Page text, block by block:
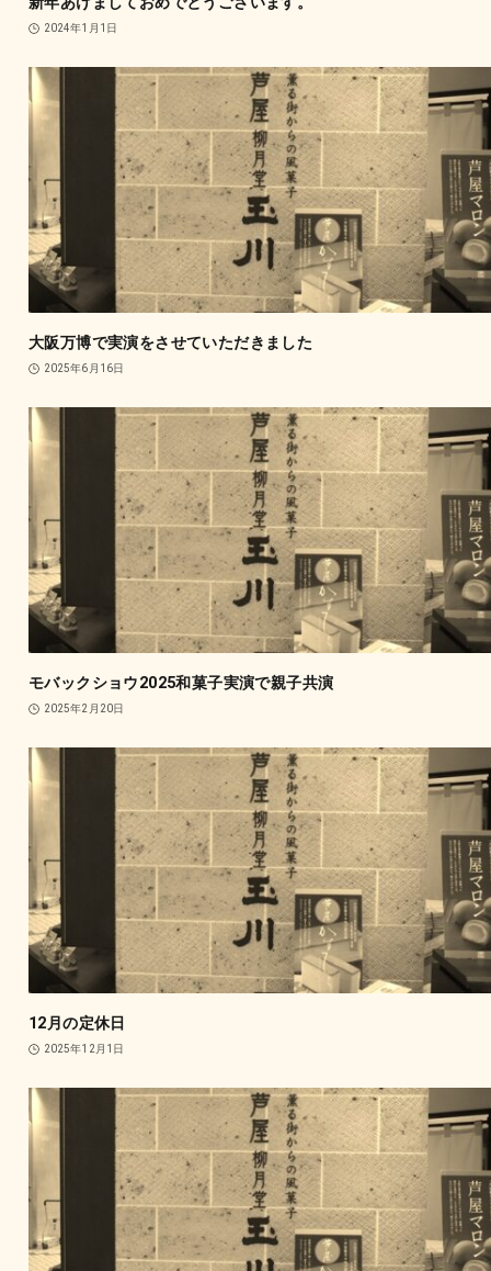
2024年1月1日
大阪万博で実演をさせていただきました
2025年6月16日
モバックショウ2025和菓子実演で親子共演
2025年2月20日
12月の定休日
2025年12月1日